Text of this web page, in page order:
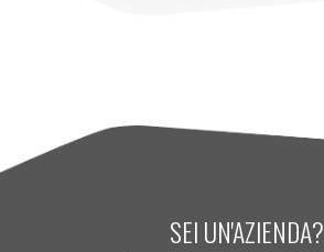
SEI UN'AZIENDA?